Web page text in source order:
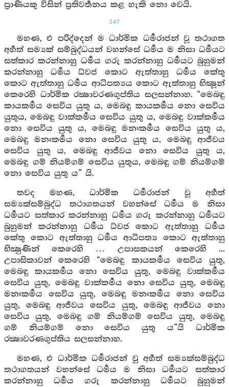
ප්‍රාණියකු විසින් ප්‍රතිවර්‍තනය කළ හැකි නො වෙයි.
247
මහණ, එ පරිද්දෙන් ම ධාර්මික ධර්‍මරාජන් වූ තථාගත
අර්‍හත් සම්‍යක් සම්බුද්ධයන් වහන්සේ ධර්‍මය ම නිසා ධර්‍මයට
සත්කාර කරන්නාහු ධර්‍මය ගරු කරන්නාහු ධර්‍මයට බුහුමන්
කරන්නාහු ධර්‍මය ධ්වජ කොට ඇත්තාහු ධර්‍මය කේතු
කොට ඇත්තාහු ධර්‍මය ආධිපත්‍යය කොට ඇත්තාහු භික්‍ෂූන්
කෙරෙහි ධාර්මික රක්‍ෂාවරණගුප්තිය සලසන්නාහ. “මෙබඳු
කායකර්‍මය සෙවිය යුතු ය, මෙබඳු කායකර්‍මය නො සෙවිය
යුතුය, මෙබඳු වාක්කර්‍මය සෙවිය යුතු ය, මෙබඳු වාක්කර්‍මය
නො සෙවිය යුතු ය, මෙබඳු මනඃකර්‍මය සෙවිය යුතු ය,
මෙබඳු මනඃකර්‍මය නො සෙවිය යුතු ය, මෙබඳු ආජීවය
සෙවිය යුතු ය, මෙබඳු ආජීවය නො සෙවිය යුතු ය,
මෙබඳු ගම් නියම්ගම් සෙවිය යුතුය, මෙබඳු ගම් නියම්ගම්
නො සෙවිය යුතු ය” යි.
තවද මහණ, ධාර්මික ධර්‍මරාජන් වූ අර්‍හත්
සම්‍යක්සම්බුද්ධ තථාගතයන් වහන්සේ ධර්‍මය ම නිසා
ධර්‍මයට සත්කාර කරන්නාහු ධර්‍මය ගරු කරන්නාහු ධර්‍මයට
බුහුමන් කරන්නාහු ධර්‍මය ධ්වජ කොට ඇත්තාහු ධර්‍මය
කේතු කොට ඇත්තාහු ධර්‍මය ආධිපත්‍ය කොට ඇත්තාහු
භික්‍ෂුණින් කෙරෙහි … උපාසකයන් කෙරෙහි ...
උපාසිකාවන් කෙරෙහි “මෙබඳු කායකර්‍මය සෙවිය යුතු,
මෙබඳු කායකර්‍මය නො සෙවිය යුතු, මෙබඳු වාක්කර්‍මය
සෙවිය යුතු, මෙබඳු වාක්කර්‍මය නො සෙවිය යුතු, මෙබඳු
මනඃකර්‍මය සෙවිය යුතු, මෙබඳු මනඃකර්‍මය නො සෙවිය
යුතු, මෙබඳු ආජීවය සෙවිය යුතු, මෙබඳු ආජීවය නො
සෙවිය යුතු, මෙබඳු ගම් නියම්ගම් සෙවිය යුතු, මෙබඳු
ගම් නියම්ගම් නො සෙවිය යුතු ය”යි ධාර්මික
රක්‍ෂාවරණගුප්තිය සලසන්නාහ.
මහණ, එ ධාර්මික ධර්‍මරාජන් වූ අර්‍හත් සම්‍යක්සම්බුද්ධ
තථාගතයන් වහන්සේ ධර්‍මය ම නිසා ධර්‍මයට සත්කාර
කරන්නාහු ධර්‍මය ගරු කරන්නාහු ධර්‍මයට බුහුමන්